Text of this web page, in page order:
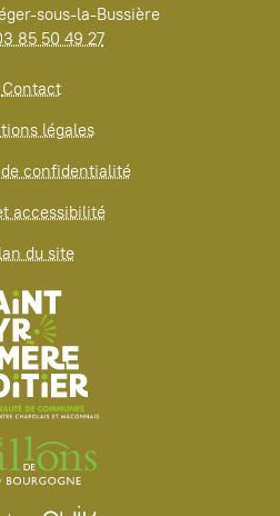
sous-la-Bussière
85 50 49 27
Contact
légales
confidentialité
accessibilité
du site